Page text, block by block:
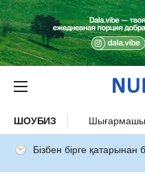
ШОУБИЗ
Бізбен бірге қатарынан